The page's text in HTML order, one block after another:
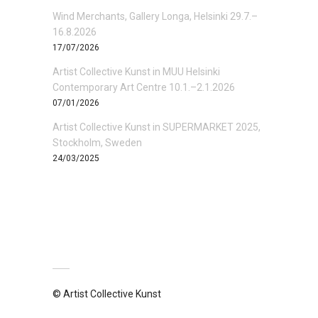
Wind Merchants, Gallery Longa, Helsinki 29.7.–
16.8.2026
17/07/2026
Artist Collective Kunst in MUU Helsinki
Contemporary Art Centre 10.1.–2.1.2026
07/01/2026
Artist Collective Kunst in SUPERMARKET 2025,
Stockholm, Sweden
24/03/2025
© Artist Collective Kunst